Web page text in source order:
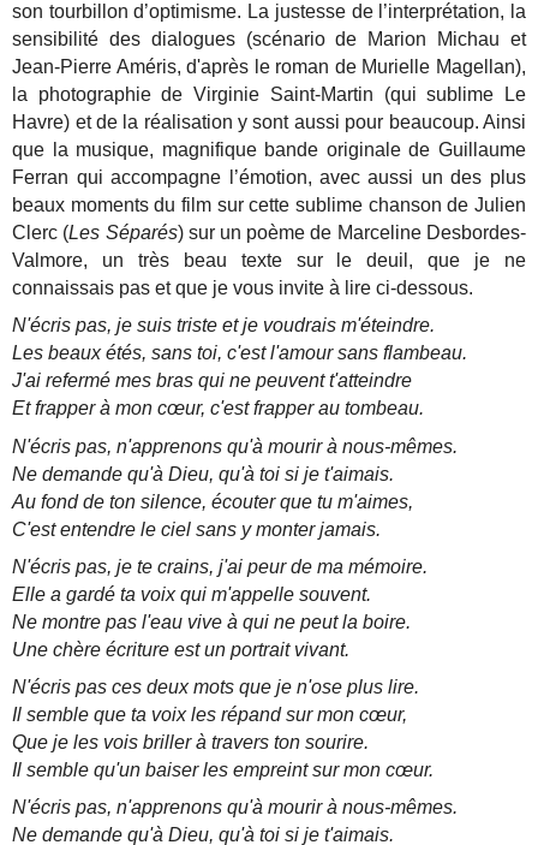
son tourbillon d’optimisme. La justesse de l’interprétation, la
sensibilité des dialogues (scénario de Marion Michau et
Jean-Pierre Améris, d'après le roman de Murielle Magellan),
la photographie de Virginie Saint-Martin (qui sublime Le
Havre) et de la réalisation y sont aussi pour beaucoup. Ainsi
que la musique, magnifique bande originale de Guillaume
Ferran qui accompagne l’émotion, avec aussi un des plus
beaux moments du film sur cette sublime chanson de Julien
Clerc (Les Séparés) sur un poème de Marceline Desbordes-
Valmore, un très beau texte sur le deuil, que je ne
connaissais pas et que je vous invite à lire ci-dessous.
N'écris pas, je suis triste et je voudrais m'éteindre.
Les beaux étés, sans toi, c'est l'amour sans flambeau.
J'ai refermé mes bras qui ne peuvent t'atteindre
Et frapper à mon cœur, c'est frapper au tombeau.
N'écris pas, n'apprenons qu'à mourir à nous-mêmes.
Ne demande qu'à Dieu, qu'à toi si je t'aimais.
Au fond de ton silence, écouter que tu m'aimes,
C'est entendre le ciel sans y monter jamais.
N'écris pas, je te crains, j'ai peur de ma mémoire.
Elle a gardé ta voix qui m'appelle souvent.
Ne montre pas l'eau vive à qui ne peut la boire.
Une chère écriture est un portrait vivant.
N'écris pas ces deux mots que je n'ose plus lire.
Il semble que ta voix les répand sur mon cœur,
Que je les vois briller à travers ton sourire.
Il semble qu'un baiser les empreint sur mon cœur.
N'écris pas, n'apprenons qu'à mourir à nous-mêmes.
Ne demande qu'à Dieu, qu'à toi si je t'aimais.